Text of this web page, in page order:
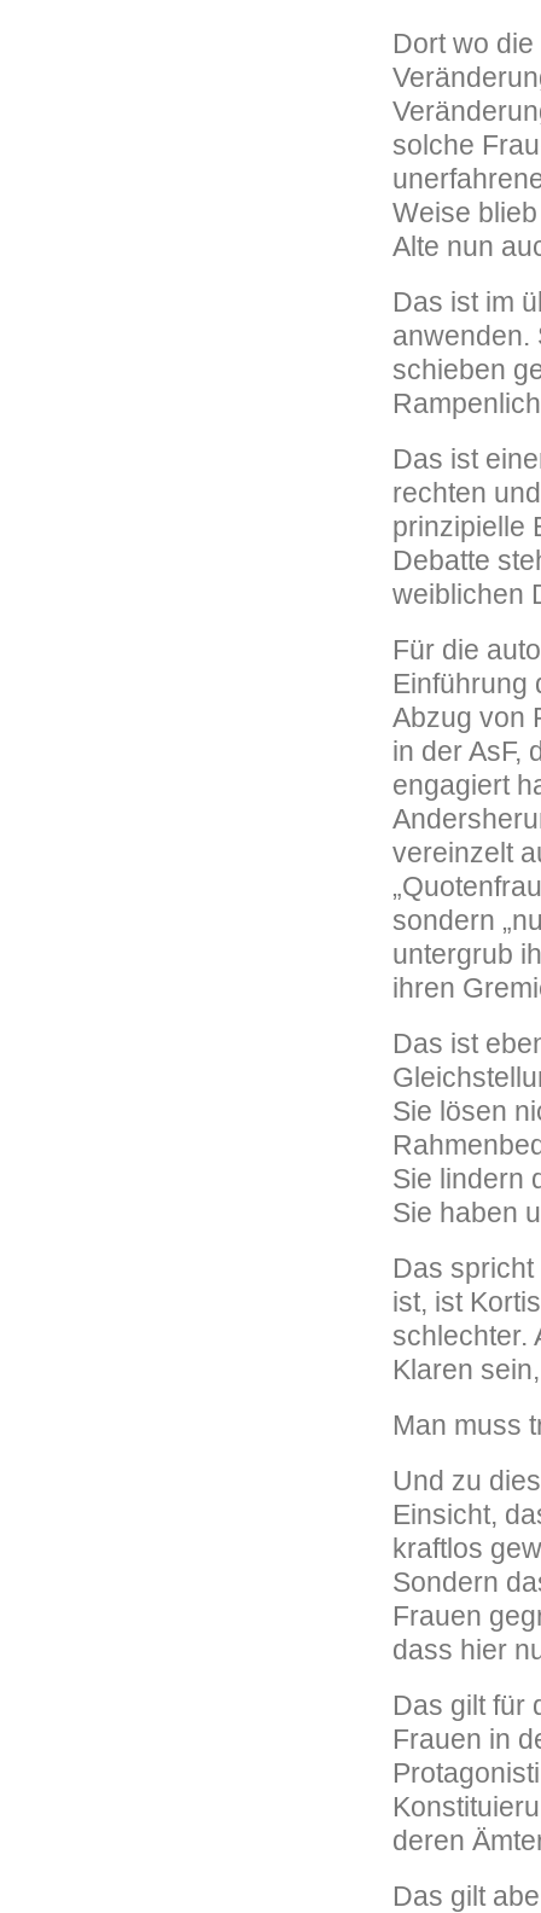
Dort wo
solche
Weise
Alte nun
Das ist im
anwenden.
schieben
Das ist
rechten
prinzipielle
Debatte
weiblichen
Für die
Einführung
Abzug von
in der AsF,
engagiert
vereinzelt
sondern
untergrub
ihren
Das ist
Sie lösen
Sie lindern
Sie haben
Das
ist, ist
schlechter.
Klaren
Man muss
Und zu
Einsicht,
kraftlos
Sondern
Frauen
dass hier
Das gilt für
Frauen in
deren
Das gilt